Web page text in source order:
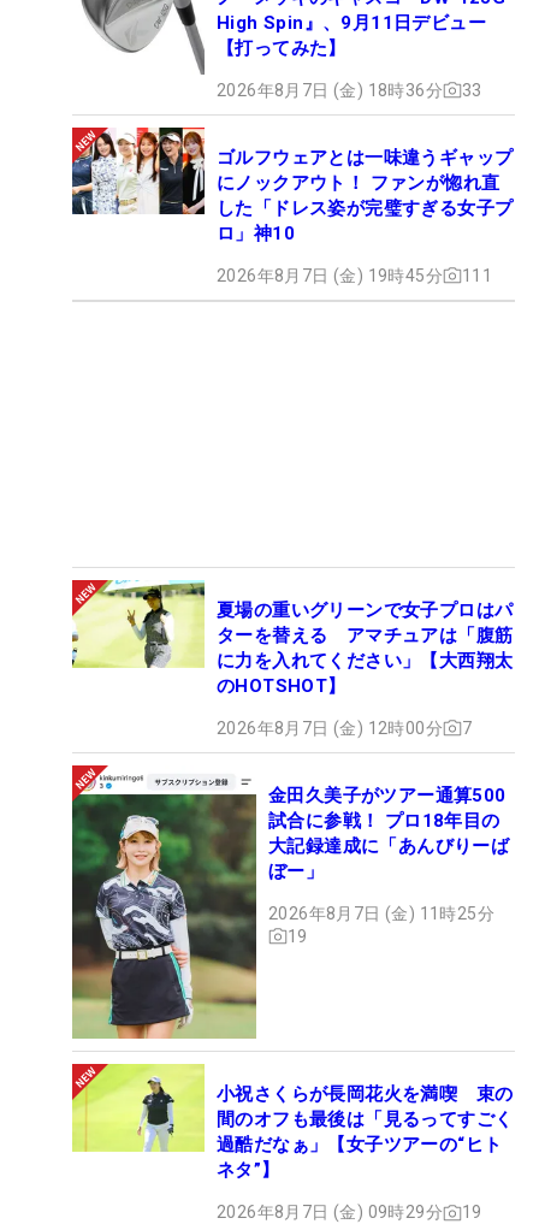
High Spin』、9月11日デビュー
【打ってみた】
2026年8月7日 (金) 18時36分 33
ゴルフウェアとは一味違うギャップ
にノックアウト！ ファンが惚れ直
した「ドレス姿が完璧すぎる女子プ
ロ」神10
2026年8月7日 (金) 19時45分 111
夏場の重いグリーンで女子プロはパ
ターを替える アマチュアは「腹筋
に力を入れてください」【大西翔太
のHOTSHOT】
2026年8月7日 (金) 12時00分 7
金田久美子がツアー通算500
試合に参戦！ プロ18年目の
大記録達成に「あんびりーば
ぼー」
2026年8月7日 (金) 11時25分
19
小祝さくらが長岡花火を満喫 束の
間のオフも最後は「見るってすごく
過酷だなぁ」【女子ツアーの“ヒト
ネタ”】
2026年8月7日 (金) 09時29分 19